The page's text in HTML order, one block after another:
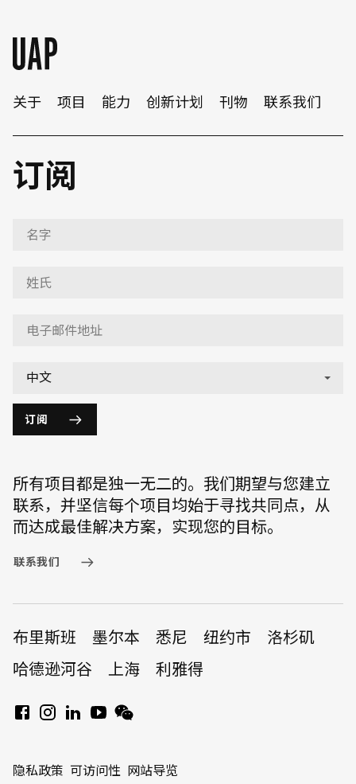
关于 项目 能力 创新计划 刊物 联系我们
订阅
订阅
所有项目都是独一无二的。我们期望与您建立
联系，并坚信每个项目均始于寻找共同点，从
而达成最佳解决方案，实现您的目标。
联系我们
布里斯班 墨尔本 悉尼 纽约市
洛杉矶
哈德逊河谷
上海 利雅得
隐私政策 可访问性 网站导览